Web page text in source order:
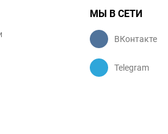
МЫ В СЕТИ
ВКонтакте
Telegram